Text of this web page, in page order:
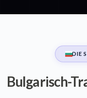
DIE
Bulgarisch-